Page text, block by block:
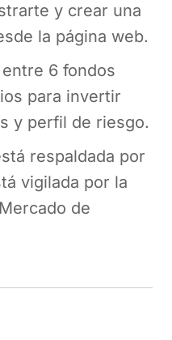
y crear una
la página web.
6 fondos
para invertir
y perfil de riesgo.
respaldada por
vigilada por la
de